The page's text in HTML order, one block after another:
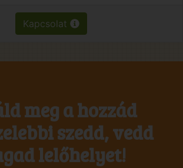
Kapcsolat
meg a hozzád
szedd, vedd
lelőhelyet!